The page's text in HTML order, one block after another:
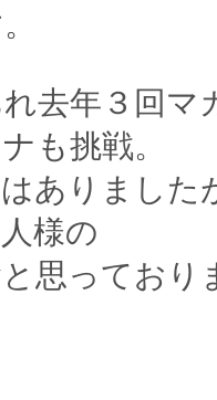
去年３回マ
も挑戦。
ありました
様の
思っており